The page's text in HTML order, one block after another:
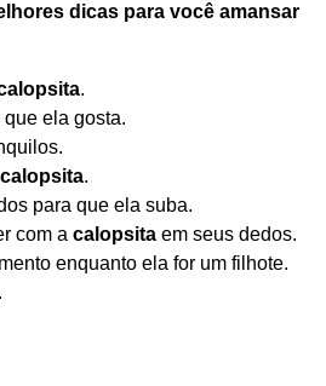
dicas para você amansar
.
ela gosta.
calopsita.
para que ela suba.
com a calopsita em seus dedos.
enquanto ela for um filhote.